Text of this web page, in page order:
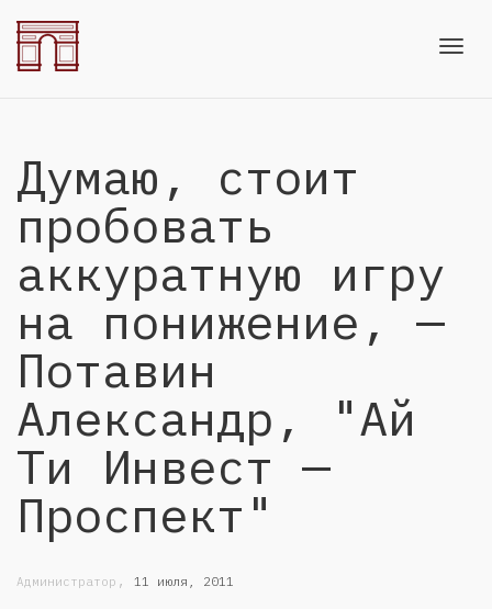
Думаю, стоит
пробовать
аккуратную игру
на понижение, —
Потавин
Александр, "Ай
Ти Инвест —
Проспект"
Администратор , 11 июля, 2011